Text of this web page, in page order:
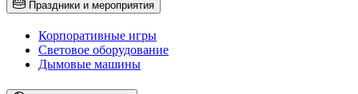
Праздники и мероприятия
Корпоративные игры
Световое оборудование
Дымовые машины